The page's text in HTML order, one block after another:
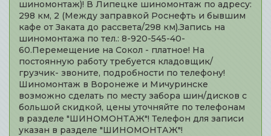
шиномонтаж)! В Липецке шиномонтаж по адресу:
298 км, 2 (Между заправкой Роснефть и бывшим
кафе от Заката до рассвета/298 км).Запись на
шиномонтажа по тел.: 8-920-545-40-
60.Перемещение на Сокол - платное! На
постоянную работу требуется кладовщик/
грузчик- звоните, подробности по телефону!
Шиномонтаж в Воронеже и Мичуринске
возможно сделать по месту забора шин/дисков с
большой скидкой, цены уточняйте по телефонам
в разделе "ШИНОМОНТАЖ"! Телефон для записи
указан в разделе "ШИНОМОНТАЖ"!